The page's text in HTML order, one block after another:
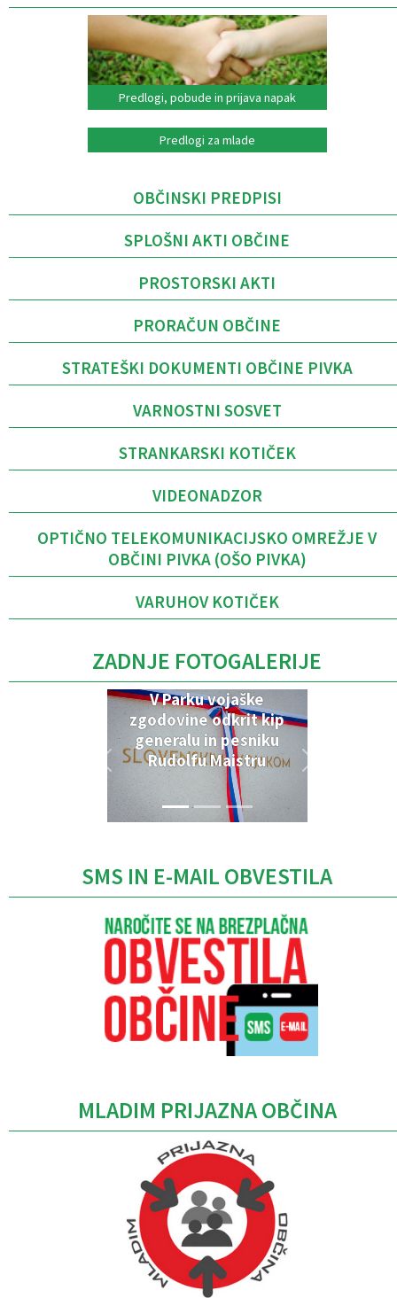
Predlogi, pobude in prijava napak
Predlogi za mlade
OBČINSKI PREDPISI
SPLOŠNI AKTI OBČINE
PROSTORSKI AKTI
PRORAČUN OBČINE
STRATEŠKI DOKUMENTI OBČINE PIVKA
VARNOSTNI SOSVET
STRANKARSKI KOTIČEK
VIDEONADZOR
OPTIČNO TELEKOMUNIKACIJSKO OMREŽJE V
OBČINI PIVKA (OŠO PIVKA)
VARUHOV KOTIČEK
ZADNJE FOTOGALERIJE
V Parku vojaške
zgodovine odkrit kip
generalu in pesniku
Rudolfu Maistru
SMS IN E-MAIL OBVESTILA
MLADIM PRIJAZNA OBČINA